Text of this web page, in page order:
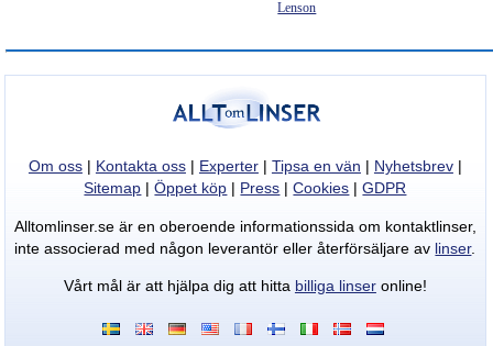
Lenson
Om oss| Kontakta oss| Experter| Tipsa en vän | Nyhetsbrev|
Sitemap |Öppet köp | Press |Cookies |GDPR
Alltomlinser.se är en oberoende informationssida om kontaktlinser,
inte associerad med någon leverantör eller återförsäljare av linser.
Vårt mål är att hjälpa dig att hitta billiga linseronline!